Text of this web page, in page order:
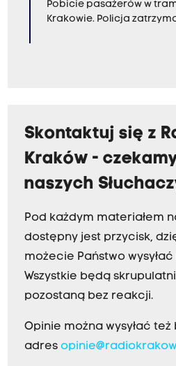
Pobicie pasażerów w
Krakowie. Policja
Skontaktuj się z
Kraków -
naszych
Pod każdym materiałem
dostępny jest przycisk,
możecie Państwo
Wszystkie będą
pozostaną bez reakcji.
Opinie można wysyłać
adres